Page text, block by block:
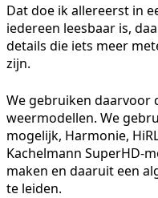
Dat doe ik allereerst in
iedereen leesbaar is,
details die iets meer
zijn.
We gebruiken daarvoor
weermodellen. We
mogelijk, Harmonie,
Kachelmann SuperHD-
maken en daaruit een
te leiden.